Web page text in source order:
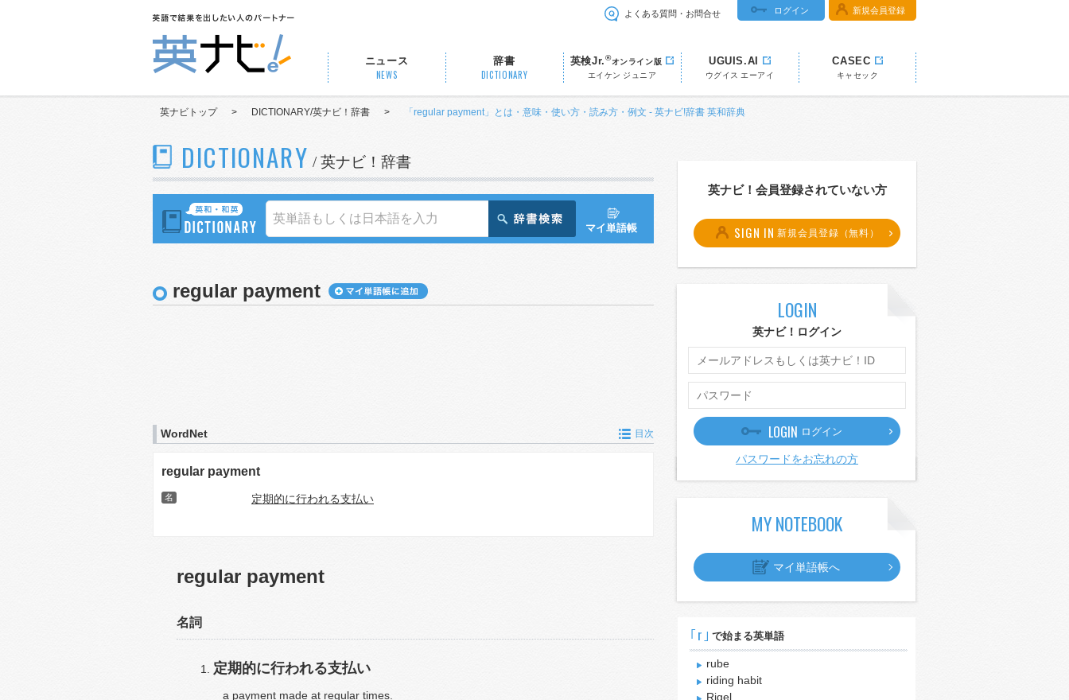
よくある質問・お問合せ ログイン 新規会員登録
ニュース
NEWS
辞書
DICTIONARY
英検Jr.®オンライン版
エイケン ジュニア
UGUIS.AI
ウグイス エーアイ
CASEC
キャセック
英ナビトップ > DICTIONARY/英ナビ！辞書 > 「regular payment」とは・意味・使い方・読み方・例文 - 英ナビ!辞書 英和辞典
DICTIONARY / 英ナビ！辞書
マイ単語帳
regular payment
WordNet 目次
regular payment
名 定期的に行われる支払い
regular payment
名詞
定期的に行われる支払い
a payment made at regular times.
英ナビ！会員登録されていない方
SIGN IN 新規会員登録（無料）
LOGIN
英ナビ！ログイン
LOGIN ログイン
パスワードをお忘れの方
MY NOTEBOOK
マイ単語帳へ
｢r｣ で始まる英単語
rube
riding habit
Rigel